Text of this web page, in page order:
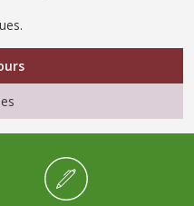
publiques